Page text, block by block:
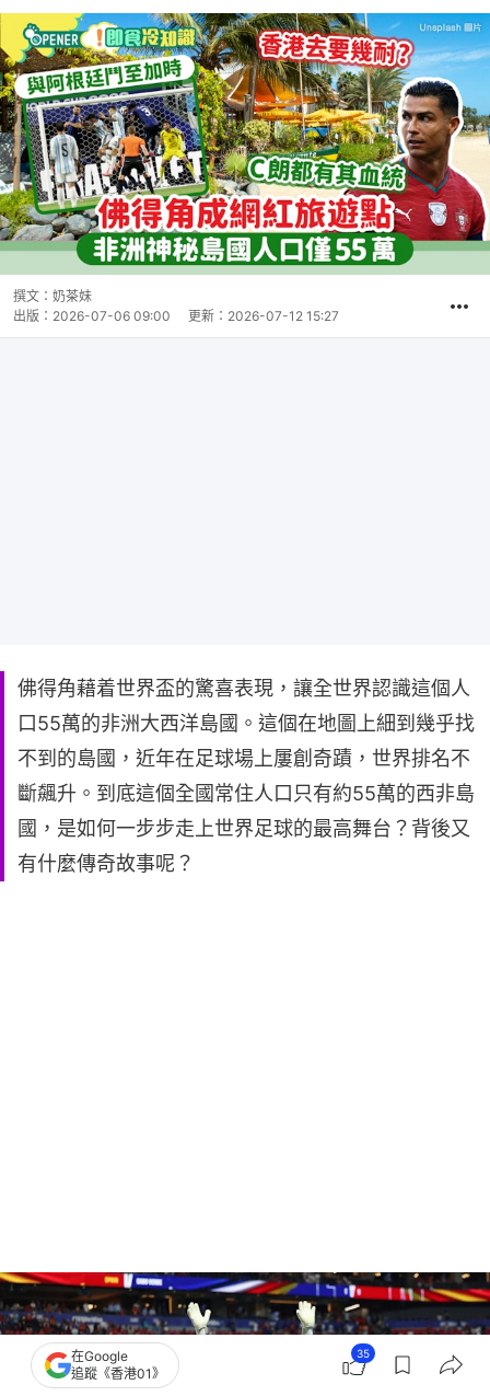
撰文： 奶茶妹
出版： 2026-07-06 09:00 更新： 2026-07-12 15:27
佛得角藉着世界盃的驚喜表現，讓全世界認識這個人
口55萬的非洲大西洋島國。這個在地圖上細到幾乎找
不到的島國，近年在足球場上屢創奇蹟，世界排名不
斷飆升。到底這個全國常住人口只有約55萬的西非島
國，是如何一步步走上世界足球的最高舞台？背後又
有什麼傳奇故事呢？
在Google
追蹤《香港01》
35